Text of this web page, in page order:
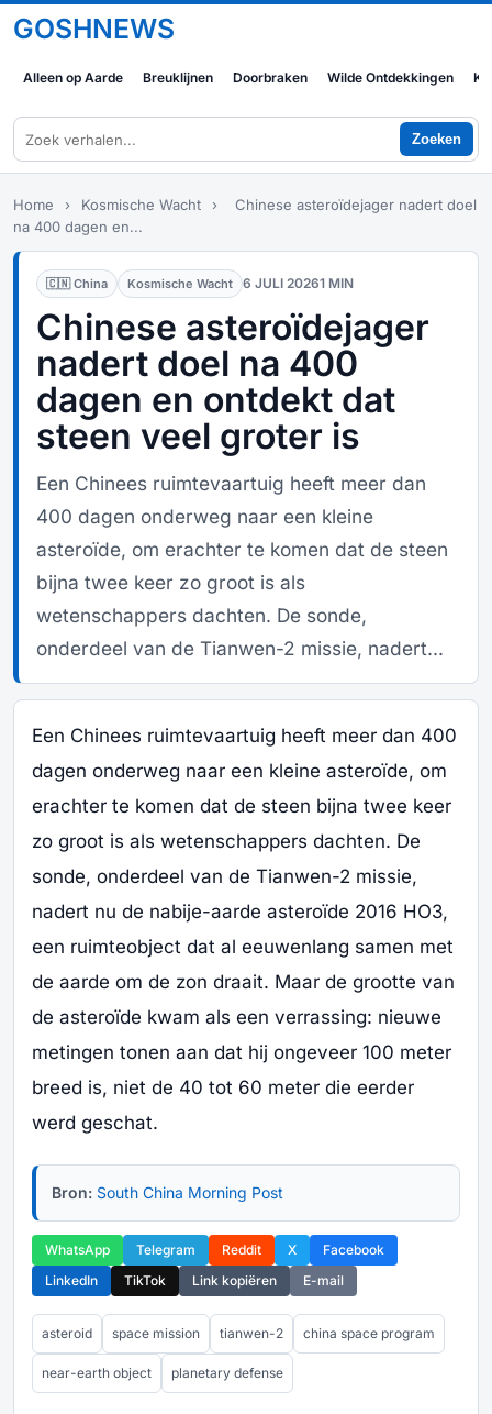
GOSHNEWS
Alleen op Aarde Breuklijnen Doorbraken Wilde Ontdekkingen
Zoeken
Home › Kosmische Wacht ›
Chinese asteroïdejager nadert doel
na 400 dagen en...
🇨🇳 China Kosmische Wacht 6 JULI 20261 MIN
Chinese asteroïdejager
nadert doel na 400
dagen en ontdekt dat
steen veel groter is
Een Chinees ruimtevaartuig heeft meer dan
400 dagen onderweg naar een kleine
asteroïde, om erachter te komen dat de steen
bijna twee keer zo groot is als
wetenschappers dachten. De sonde,
onderdeel van de Tianwen-2 missie, nadert...
Een Chinees ruimtevaartuig heeft meer dan 400
dagen onderweg naar een kleine asteroïde, om
erachter te komen dat de steen bijna twee keer
zo groot is als wetenschappers dachten. De
sonde, onderdeel van de Tianwen-2 missie,
nadert nu de nabije-aarde asteroïde 2016 HO3,
een ruimteobject dat al eeuwenlang samen met
de aarde om de zon draait. Maar de grootte van
de asteroïde kwam als een verrassing: nieuwe
metingen tonen aan dat hij ongeveer 100 meter
breed is, niet de 40 tot 60 meter die eerder
werd geschat.
Bron: South China Morning Post
WhatsApp Telegram Reddit X
Facebook
LinkedIn
TikTok Link kopiëren E-mail
asteroid space mission tianwen-2 china space program
near-earth object planetary defense